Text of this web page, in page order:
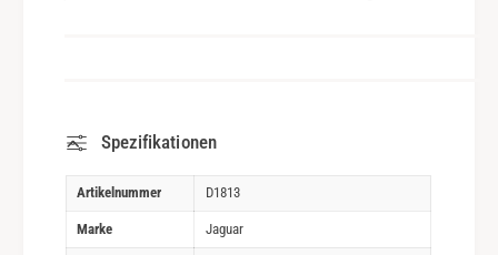
Spezifikationen
Artikelnummer D1813
Marke Jaguar